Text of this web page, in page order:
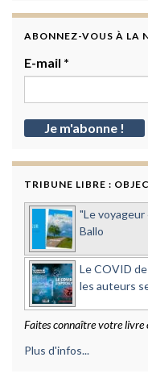
ABONNEZ-VOUS À LA
E-mail *
TRIBUNE LIBRE :
"Le
Ballo
Le COVID
les auteurs
Faites connaître votre livre
Plus d'infos...